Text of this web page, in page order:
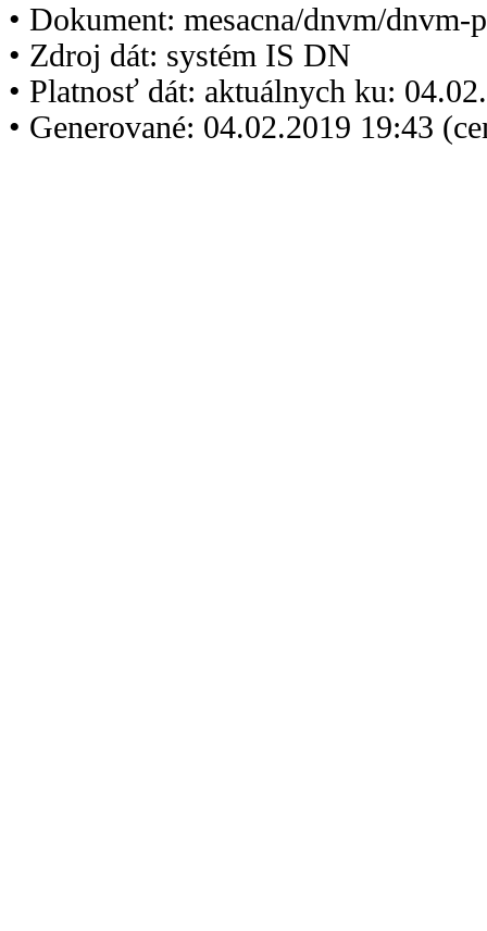
• Dokument: mesacna/dnvm/dnvm-
• Zdroj dát: systém IS DN
• Platnosť dát: aktuálnych ku:
• Generované: 04.02.2019 19:43